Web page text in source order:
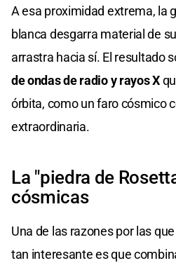
A esa proximidad extrema, la
blanca desgarra material de
arrastra hacia sí. El resultado
de ondas de radio y rayos X
órbita, como un faro cósmico
extraordinaria.
La "piedra de
cósmicas
Una de las razones por las
tan interesante es que